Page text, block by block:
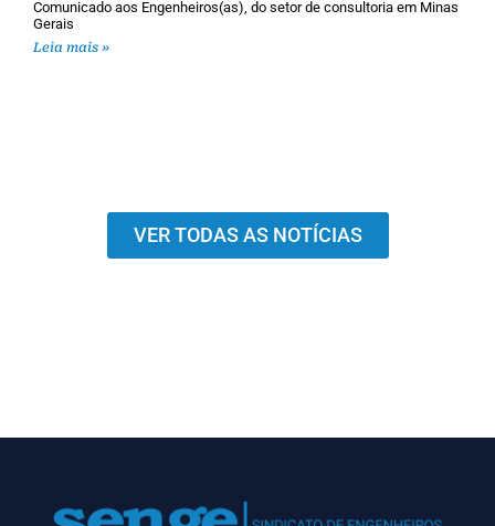
Comunicado aos Engenheiros(as), do setor de consultoria em Minas
Gerais
Leia mais »
VER TODAS AS NOTÍCIAS